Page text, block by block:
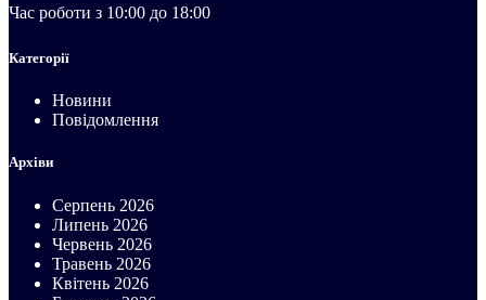
Час роботи з 10:00 до 18:00
Категорії
Новини
Повідомлення
Архіви
Серпень 2026
Липень 2026
Червень 2026
Травень 2026
Квітень 2026